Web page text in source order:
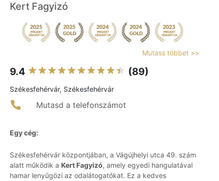
Kert Fagyizó
Mutass többet >>
9.4 (89)
Székesfehérvár, Székesfehérvár
Mutasd a telefonszámot
Egy cég:
Székesfehérvár központjában, a Vágújhelyi utca 49. szám
alatt működik a Kert Fagyizó, amely egyedi hangulatával
hamar lenyűgözi az odalátogatókat. Ez a kedves